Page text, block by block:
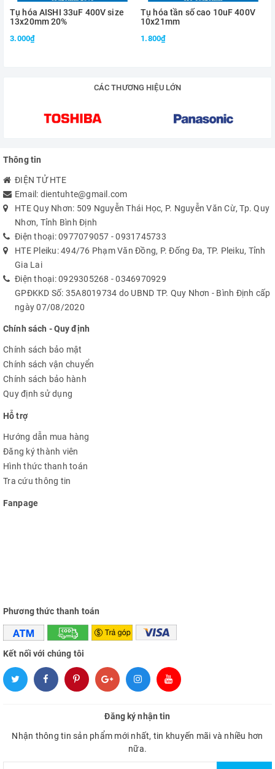
Tụ hóa AISHI 33uF 400V size
13x20mm 20%
3.000₫
Tụ hóa tần số cao 10uF 400V
10x21mm
1.800₫
CÁC THƯƠNG HIỆU LỚN
Thông tin
ĐIỆN TỬ HTE
Email: dientuhte@gmail.com
HTE Quy Nhơn: 509 Nguyễn Thái Học, P. Nguyễn Văn Cừ, Tp. Quy
Nhơn, Tỉnh Bình Định
Điện thoại:0977079057 -0931745733
HTE Pleiku: 494/76 Phạm Văn Đồng, P. Đống Đa, TP. Pleiku, Tỉnh
Gia Lai
Điện thoại:0929305268 -0346970929
GPĐKKD Số: 35A8019734 do UBND TP. Quy Nhơn - Bình Định cấp
ngày 07/08/2020
Chính sách - Quy định
Chính sách bảo mật
Chính sách vận chuyển
Chính sách bảo hành
Quy định sử dụng
Hỗ trợ
Hướng dẫn mua hàng
Đăng ký thành viên
Hình thức thanh toán
Tra cứu thông tin
Fanpage
Phương thức thanh toán
Kết nối với chúng tôi
Đăng ký nhận tin
Nhận thông tin sản phẩm mới nhất, tin khuyến mãi và nhiều hơn
nữa.